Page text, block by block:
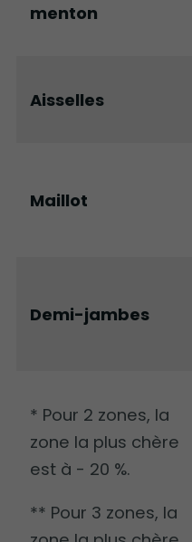
menton
Aisselles
Maillot
Demi-jambes
* Pour 2 zones, la
zone la plus chère
est à - 20 %.
** Pour 3 zones, la